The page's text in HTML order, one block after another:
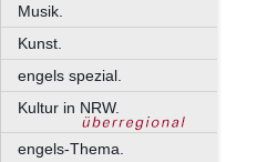
Musik.
Kunst.
engels spezial.
Kultur in NRW.
engels-Thema.